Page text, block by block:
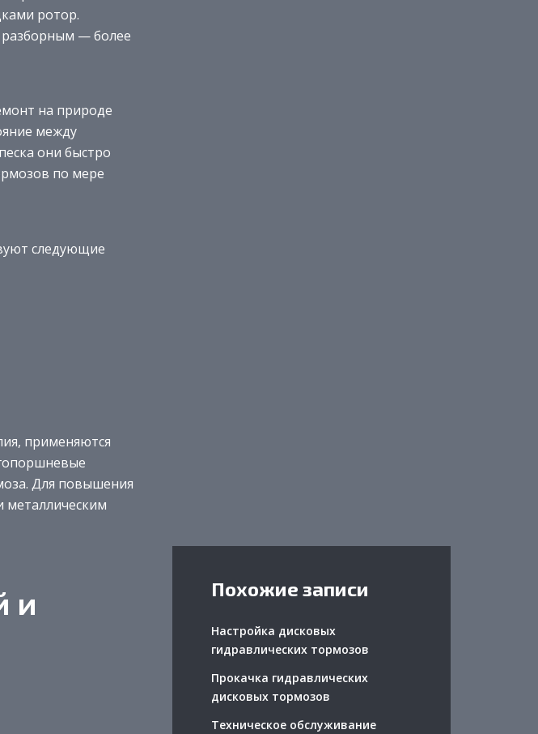
ротор.
— более
на природе
между
они быстро
по мере
следующие
применяются
Для повышения
металлическим
и
Похожие записи
Настройка дисковых
гидравлических тормозов
Прокачка гидравлических
дисковых тормозов
Техническое обслуживание